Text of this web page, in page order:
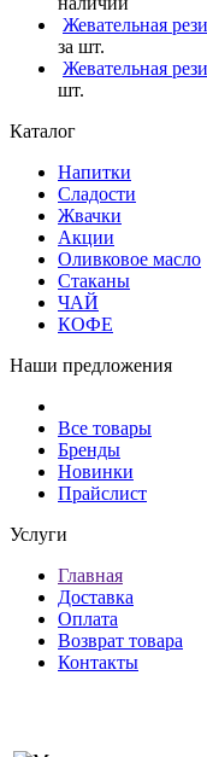
Жевательная
за шт.
Жевательная
шт.
Каталог
Напитки
Сладости
Жвачки
Акции
Оливковое масло
Стаканы
ЧАЙ
КОФЕ
Наши предложения
Все товары
Бренды
Новинки
Прайслист
Услуги
Главная
Доставка
Оплата
Возврат товара
Контакты